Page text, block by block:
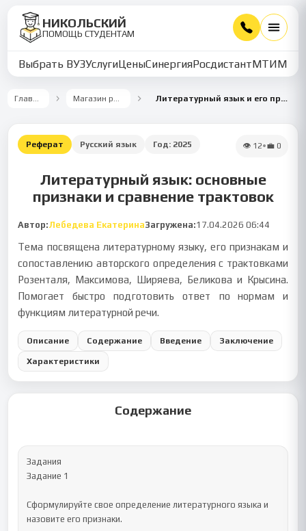
НИКОЛЬСКИЙ
ПОМОЩЬ СТУДЕНТАМ
Выбрать ВУЗУслугиЦеныСинергияРосдистантМТИММУ
Главная Магазин работ Литературный язык и его признаки
Реферат Русский язык Год: 2025 👁 12•💼 0
Литературный язык: основные
признаки и сравнение трактовок
Автор:Лебедева ЕкатеринаЗагружена:17.04.2026 06:44
Тема посвящена литературному языку, его признакам и
сопоставлению авторского определения с трактовками
Розенталя, Максимова, Ширяева, Беликова и Крысина.
Помогает быстро подготовить ответ по нормам и
функциям литературной речи.
Описание Содержание Введение Заключение
Характеристики
Содержание
Задания
Задание 1
Сформулируйте свое определение литературного языка и
назовите его признаки.